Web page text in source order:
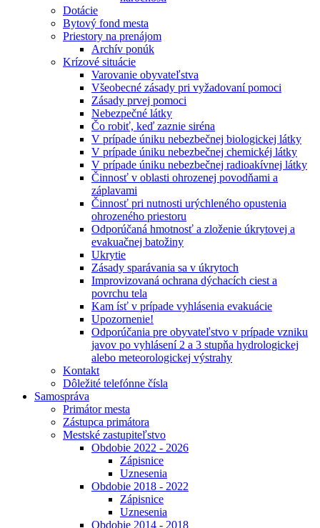
Dotácie
Bytový fond mesta
Priestory na prenájom
Archív ponúk
Krízové situácie
Varovanie obyvateľstva
Všeobecné zásady pri vyžadovaní pomoci
Zásady prvej pomoci
Nebezpečné látky
Čo robiť, keď zaznie siréna
V prípade úniku nebezbečnej biologickej látky
V prípade úniku nebezbečnej chemickéj látky
V prípade úniku nebezbečnej radioakívnej látky
Činnosť v oblasti ohrozenej povodňami a
záplavami
Činnosť pri nutnosti urýchleného opustenia
ohrozeného priestoru
Odporúčaná hmotnosť a zloženie úkrytovej a
evakuačnej batožiny
Ukrytie
Zásady sparávania sa v úkrytoch
Improvizovaná ochrana dýchacích ciest a
povrchu tela
Kam ísť v prípade vyhlásenia evakuácie
Upozornenie!
Odporúčania pre obyvateľstvo v prípade vzniku
javov po vyhlásení 2 a 3 stupňa hydrologickej
alebo meteorologickej výstrahy
Kontakt
Dôležité telefónne čísla
Samospráva
Primátor mesta
Zástupca primátora
Mestské zastupiteľstvo
Obdobie 2022 - 2026
Zápisnice
Uznesenia
Obdobie 2018 - 2022
Zápisnice
Uznesenia
Obdobie 2014 - 2018